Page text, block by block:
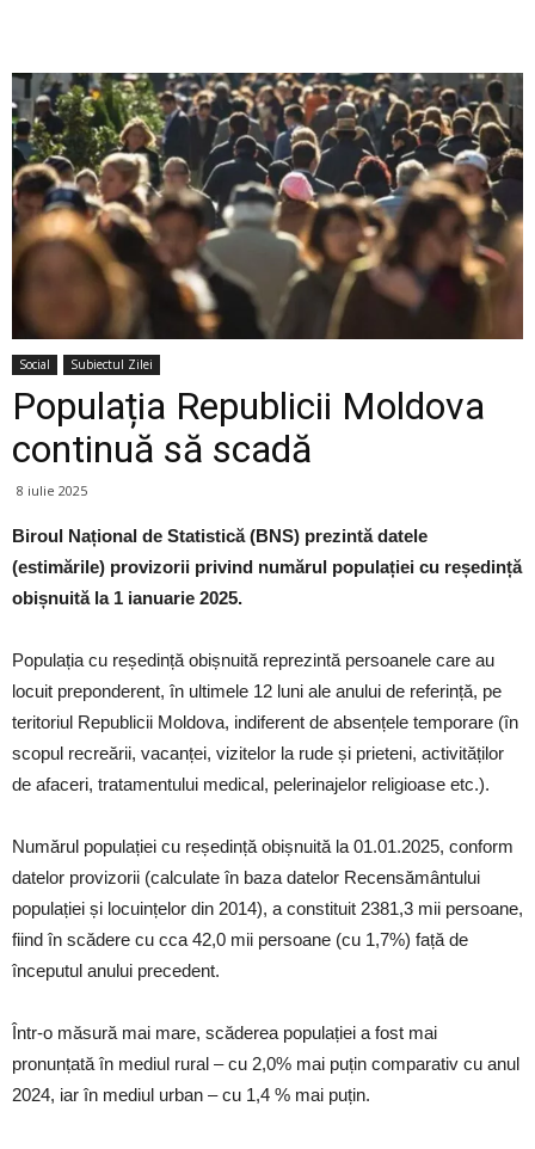
Social Subiectul Zilei
Populația Republicii Moldova
continuă să scadă
8 iulie 2025
Biroul Național de Statistică (BNS) prezintă datele
(estimările) provizorii privind numărul populației cu reședință
obișnuită la 1 ianuarie 2025.
Populația cu reședință obișnuită reprezintă persoanele care au
locuit preponderent, în ultimele 12 luni ale anului de referință, pe
teritoriul Republicii Moldova, indiferent de absențele temporare (în
scopul recreării, vacanței, vizitelor la rude și prieteni, activităților
de afaceri, tratamentului medical, pelerinajelor religioase etc.).
Numărul populației cu reședință obișnuită la 01.01.2025, conform
datelor provizorii (calculate în baza datelor Recensământului
populației și locuințelor din 2014), a constituit 2381,3 mii persoane,
fiind în scădere cu cca 42,0 mii persoane (cu 1,7%) față de
începutul anului precedent.
Într-o măsură mai mare, scăderea populației a fost mai
pronunțată în mediul rural – cu 2,0% mai puțin comparativ cu anul
2024, iar în mediul urban – cu 1,4 % mai puțin.